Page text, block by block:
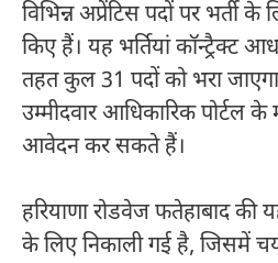
विभिन्न अप्रेंटिस पदों पर भर्ती
किए हैं। यह भर्तियां कॉन्ट्रैक्ट
तहत कुल 31 पदों को भरा
उम्मीदवार आधिकारिक पोर्टल
आवेदन कर सकते हैं।
हरियाणा रोडवेज फतेहाबाद की
के लिए निकाली गई है, जिसमें